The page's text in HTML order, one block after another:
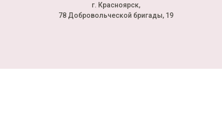
г. Красноярск,
78 Добровольческой бригады, 19